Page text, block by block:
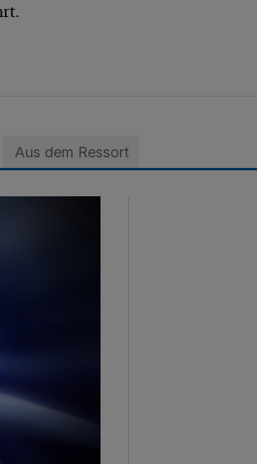
Aus dem Ressort